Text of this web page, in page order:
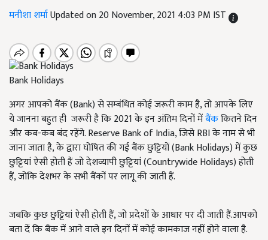
मनीशा शर्माUpdated on 20 November, 2021 4:03 PM IST
Bank Holidays
अगर आपको बैंक (Bank) से सम्बंधित कोई जरूरी काम है, तो आपके लिए
ये जानना बहुत ही जरूरी है कि 2021 के इन अंतिम दिनों मेंबैंककितने दिन
और कब-कब बंद रहेंगे. Reserve Bank of India, जिसे RBI के नाम से भी
जाना जाता है, के द्वारा घोषित की गई बैंक छुट्टियों (Bank Holidays) में कुछ
छुट्टियां ऐसी होती हैं जो देशव्यापी छुट्टियां (Countrywide Holidays) होती
हैं, जोकि देशभर के सभी बैंकों पर लागू की जाती हैं.
जबकि कुछ छुट्टियां ऐसी होती हैं, जो प्रदेशों के आधार पर दी जाती हैं.आपको
बता दें कि बैंक में आने वाले इन दिनों में कोई कामकाज नहीं होने वाला है.